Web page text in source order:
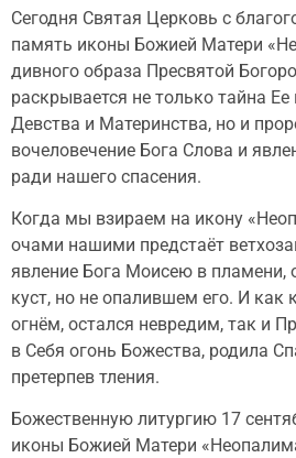
Сегодня Святая Церковь с
память иконы Божией Матери
дивного образа Пресвятой
раскрывается не только тайна
Девства и Материнства, но и
вочеловечение Бога Слова и
ради нашего спасения.
Когда мы взираем на икону
очами нашими предстаёт
явление Бога Моисею в пламени,
куст, но не опалившем его. И как
огнём, остался невредим, так и
в Себя огонь Божества, родила
претерпев тления.
Божественную литургию 17
иконы Божией Матери